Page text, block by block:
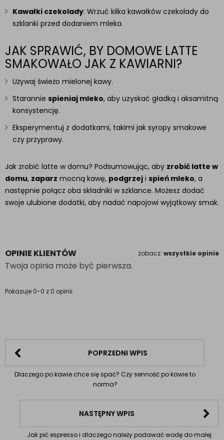
Kawałki czekolady: Wrzuć kilka kawałków czekolady do
szklanki przed dodaniem mleka.
JAK SPRAWIĆ, BY DOMOWE LATTE
SMAKOWAŁO JAK Z KAWIARNI?
Używaj świeżo mielonej kawy.
Starannie spieniaj mleko, aby uzyskać gładką i aksamitną
konsystencję.
Eksperymentuj z dodatkami, takimi jak syropy smakowe
czy przyprawy.
Jak zrobić latte w domu? Podsumowując, aby zrobić latte w
domu, zaparz mocną kawę, podgrzej i spień mleko, a
następnie połącz oba składniki w szklance. Możesz dodać
swoje ulubione dodatki, aby nadać napojowi wyjątkowy smak.
OPINIE KLIENTÓW zobacz: wszystkie opinie
Twoja opinia może być pierwsza.
Pokazuje 0-0 z 0 opinii
POPRZEDNI WPIS
Dlaczego po kawie chce się spać? Czy senność po kawie to
norma?
NASTĘPNY WPIS
Jak pić espresso i dlaczego należy podawać wodę do małej